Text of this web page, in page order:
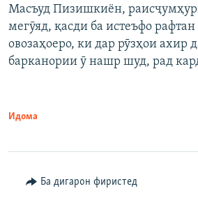
Масъуд Пизишкиён,
мегӯяд, қасди ба истеъфо
овозаҳоеро, ки дар рӯзҳои ахир
барканории ӯ нашр шуд, рад
Идома
Ба дигарон фиристед